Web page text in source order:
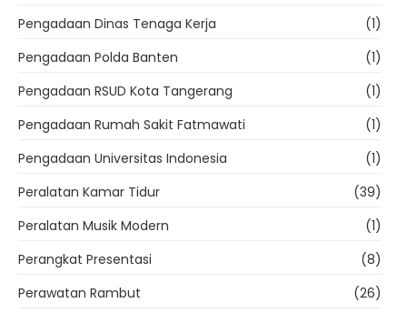
Pengadaan Dinas Tenaga Kerja
(1)
Pengadaan Polda Banten
(1)
Pengadaan RSUD Kota Tangerang
(1)
Pengadaan Rumah Sakit Fatmawati
(1)
Pengadaan Universitas Indonesia
(1)
Peralatan Kamar Tidur
(39)
Peralatan Musik Modern
(1)
Perangkat Presentasi
(8)
Perawatan Rambut
(26)